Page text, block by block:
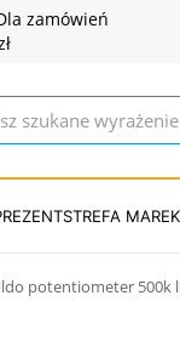
zamówień
STREFA MAREK
potentiometer 500k